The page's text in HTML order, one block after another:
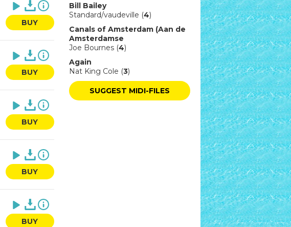
BUY
BUY
BUY
BUY
BUY
Bill Bailey
Standard/vaudeville (4)
Canals of Amsterdam (Aan de
Amsterdamse
Joe Bournes (4)
Again
Nat King Cole (3)
SUGGEST MIDI-FILES